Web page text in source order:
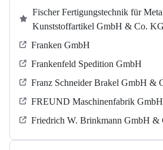
Fischer Fertigungstechnik für
Kunststoffartikel GmbH & Co. KG
Franken GmbH
Frankenfeld Spedition GmbH
Franz Schneider Brakel GmbH &
FREUND Maschinenfabrik
Friedrich W. Brinkmann GmbH &